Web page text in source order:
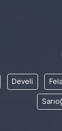
Develi